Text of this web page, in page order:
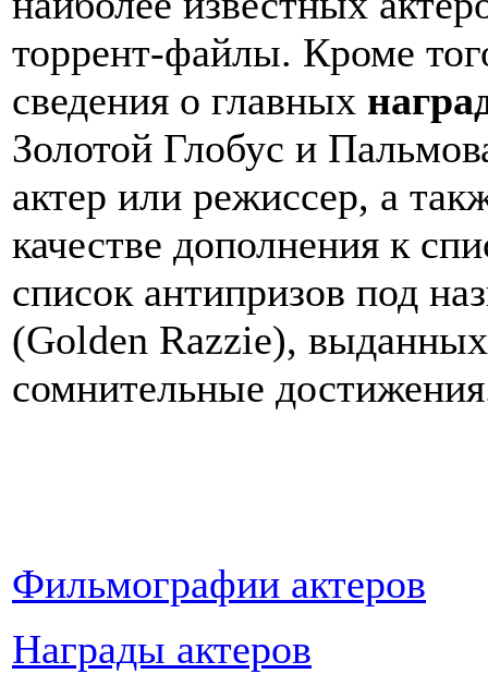
торрент-файлы. Кроме
сведения о главных
Золотой Глобус и
актер или режиссер, а
качестве дополнения к
список антипризов под
(Golden Razzie),
сомнительные
Фильмографии актеров
Награды актеров